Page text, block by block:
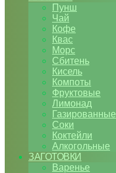
Пунш
Чай
Кофе
Квас
Морс
Сбитень
Кисель
Компоты
Фруктовые
Лимонад
Газированные
Соки
Коктейли
Алкогольные
ЗАГОТОВКИ
Варенье